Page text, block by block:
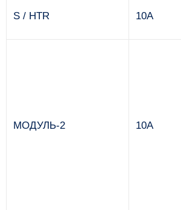
S / HTR 10А
МОДУЛЬ-2 10А